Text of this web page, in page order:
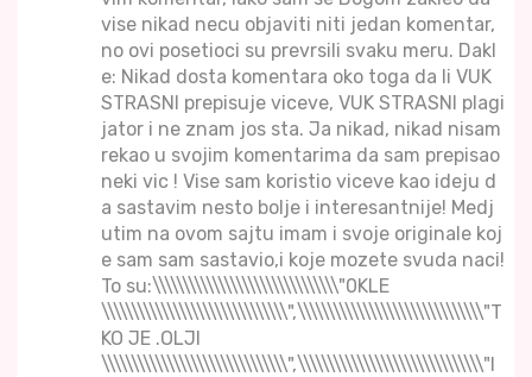
vise nikad necu objaviti niti jedan komentar,
no ovi posetioci su prevrsili svaku meru. Dakl
e: Nikad dosta komentara oko toga da li VUK
STRASNI prepisuje viceve, VUK STRASNI plagi
jator i ne znam jos sta. Ja nikad, nikad nisam
rekao u svojim komentarima da sam prepisao
neki vic ! Vise sam koristio viceve kao ideju d
a sastavim nesto bolje i interesantnije! Medj
utim na ovom sajtu imam i svoje originale koj
e sam sam sastavio,i koje mozete svuda naci!
To su:\\\\\\\\\\\\\\\\\\\\\\\\\\\\\\\"0KLE
\\\\\\\\\\\\\\\\\\\\\\\\\\\\\\\",\\\\\\\\\\\\\\\\\\\\\\\\\\\\\\\"T
KO JE .OLJI
\\\\\\\\\\\\\\\\\\\\\\\\\\\\\\\",\\\\\\\\\\\\\\\\\\\\\\\\\\\\\\\"I